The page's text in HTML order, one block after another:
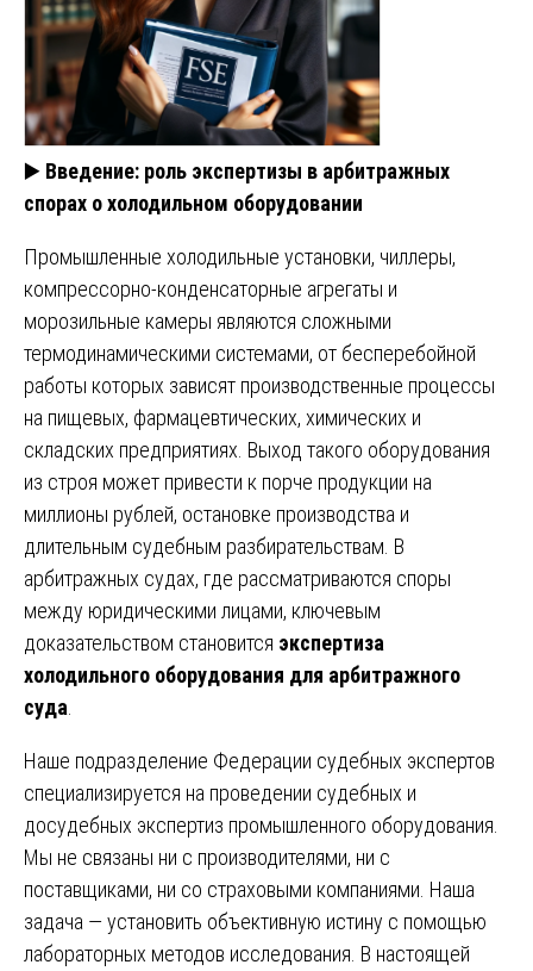
▶️ Введение: роль экспертизы в арбитражных
спорах о холодильном оборудовании
Промышленные холодильные установки, чиллеры,
компрессорно-конденсаторные агрегаты и
морозильные камеры являются сложными
термодинамическими системами, от бесперебойной
работы которых зависят производственные процессы
на пищевых, фармацевтических, химических и
складских предприятиях. Выход такого оборудования
из строя может привести к порче продукции на
миллионы рублей, остановке производства и
длительным судебным разбирательствам. В
арбитражных судах, где рассматриваются споры
между юридическими лицами, ключевым
доказательством становится экспертиза
холодильного оборудования для арбитражного
суда
Наше подразделение Федерации судебных экспертов
специализируется на проведении судебных и
досудебных экспертиз промышленного оборудования.
Мы не связаны ни с производителями, ни с
поставщиками, ни со страховыми компаниями. Наша
задача — установить объективную истину с помощью
лабораторных методов исследования. В настоящей